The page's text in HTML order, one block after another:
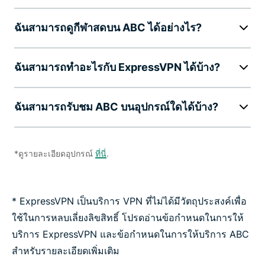
ฉันสามารถดูกีฬาสดบน ABC ได้อย่างไร?
ฉันสามารถทำอะไรกับ ExpressVPN ได้บ้าง?
ฉันสามารถรับชม ABC บนอุปกรณ์ใดได้บ้าง?
*ดูรายละเอียดอุปกรณ์ ที่นี่.
* ExpressVPN เป็นบริการ VPN ที่ไม่ได้มีวัตถุประสงค์เพื่อ
ใช้ในการหลบเลี่ยงลิขสิทธิ์ โปรดอ่านข้อกำหนดในการให้
บริการ ExpressVPN และข้อกำหนดในการให้บริการ ABC
สำหรับรายละเอียดเพิ่มเติม